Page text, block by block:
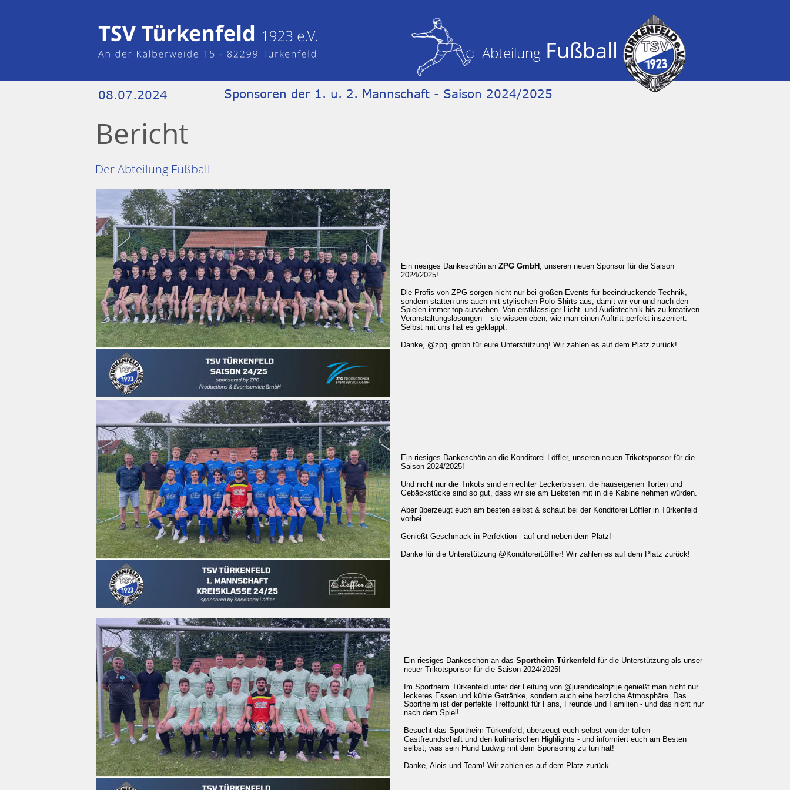
Bericht
Der Abteilung Fußball
Ein riesiges Dankeschön an ZPG GmbH , unseren neuen Sponsor für die Saison
2024/2025!
Die Profis von ZPG sorgen nicht nur bei großen Events für beeindruckende Technik,
sondern statten uns auch mit stylischen Polo-Shirts aus, damit wir vor und nach den
Spielen immer top aussehen. Von erstklassiger Licht- und Audiotechnik bis zu kreativen
Veranstaltungslösungen – sie wissen eben, wie man einen Auftritt perfekt inszeniert.
Selbst mit uns hat es geklappt.
Danke, @zpg_gmbh für eure Unterstützung! Wir zahlen es auf dem Platz zurück!
Ein riesiges Dankeschön an das Sportheim Türkenfeld für die Unterstützung als unser
neuer Trikotsponsor für die Saison 2024/2025!
Im Sportheim Türkenfeld unter der Leitung von @jurendicalojzije genießt man nicht nur
leckeres Essen und kühle Getränke, sondern auch eine herzliche Atmosphäre. Das
Sportheim ist der perfekte Treffpunkt für Fans, Freunde und Familien - und das nicht nur
nach dem Spiel!
Besucht das Sportheim Türkenfeld, überzeugt euch selbst von der tollen
Gastfreundschaft und den kulinarischen Highlights - und informiert euch am Besten
selbst, was sein Hund Ludwig mit dem Sponsoring zu tun hat!
Danke, Alois und Team! Wir zahlen es auf dem Platz zurück
Ein riesiges Dankeschön an die Konditorei Löffler, unseren neuen Trikotsponsor für die
Saison 2024/2025!
Und nicht nur die Trikots sind ein echter Leckerbissen: die hauseigenen Torten und
Gebäckstücke sind so gut, dass wir sie am Liebsten mit in die Kabine nehmen würden.
Aber überzeugt euch am besten selbst & schaut bei der Konditorei Löffler in Türkenfeld
vorbei.
Genießt Geschmack in Perfektion - auf und neben dem Platz!
Danke für die Unterstützung @KonditoreiLöffler! Wir zahlen es auf dem Platz zurück!
Sponsoren der 1. u. 2. Mannschaft - Saison 2024/2025
08.07.2024
Abteilung Fußball